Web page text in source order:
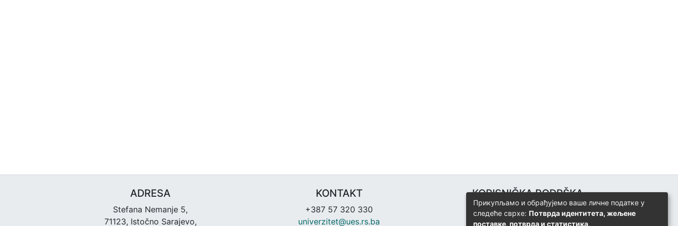
ADRESA
Stefana Nemanje 5,
71123, Istočno Sarajevo,
KONTAKT
+387 57 320 330
univerzitet@ues.rs.ba
KORISNIČKA PODRŠKA
Univerzitetski računarski centar
+387 57 320 140
Прикупљамо и обрађујемо ваше личне податке у
следеће сврхе: Потврда идентитета, жељене
поставке, потврда и статистика.